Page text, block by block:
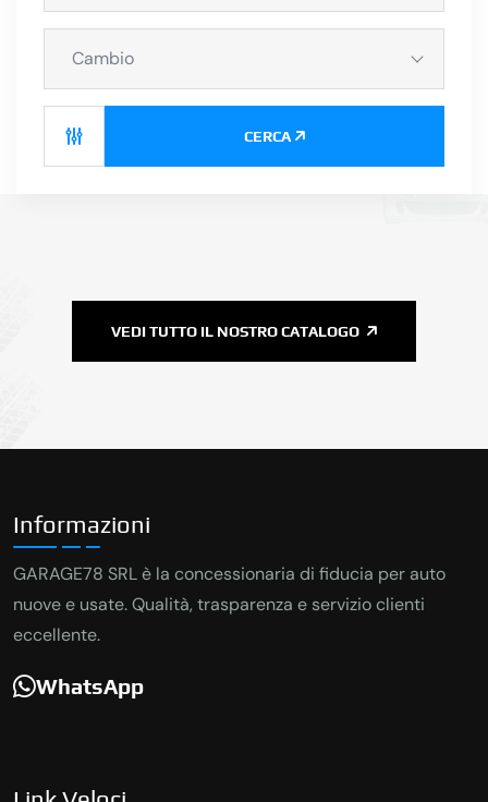
Cambio
CERCA
VEDI TUTTO IL NOSTRO CATALOGO
Informazioni
GARAGE78 SRL è la concessionaria di fiducia per auto
nuove e usate. Qualità, trasparenza e servizio clienti
eccellente.
WhatsApp